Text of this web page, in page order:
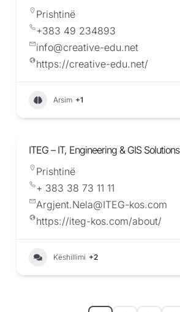
Prishtinë
+383 49 234893
info@creative-edu.net
https://creative-edu.net/
Arsim +1
ITEG – IT, Engineering & GIS Solutions
Prishtinë
+ 383 38 73 11 11
Argjent.Nela@ITEG-kos.com
https://iteg-kos.com/about/
Këshillimi +2